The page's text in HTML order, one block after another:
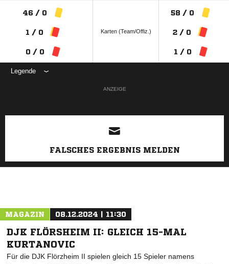
46 / 0
1 / 0
0 / 0
Karten (Team/Offiz.)
58 / 0
2 / 0
1 / 0
Legende
ANZEIGE
FALSCHES ERGEBNIS MELDEN
MAGAZIN 08.12.2024 | 11:30
DJK FLÖRSHEIM II: GLEICH 15-MAL
KURTANOVIC
Für die DJK Flörzheim II spielen gleich 15 Spieler namens